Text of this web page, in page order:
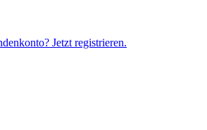
Jetzt registrieren.